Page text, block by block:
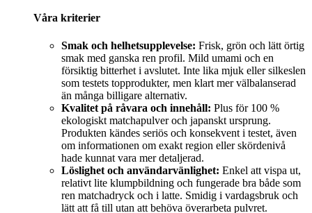
Våra kriterier
Smak och helhetsupplevelse: Frisk, grön och lätt örtig
smak med ganska ren profil. Mild umami och en
försiktig bitterhet i avslutet. Inte lika mjuk eller silkeslen
som testets topprodukter, men klart mer välbalanserad
än många billigare alternativ.
Kvalitet på råvara och innehåll: Plus för 100 %
ekologiskt matchapulver och japanskt ursprung.
Produkten kändes seriös och konsekvent i testet, även
om informationen om exakt region eller skördenivå
hade kunnat vara mer detaljerad.
Löslighet och användarvänlighet: Enkel att vispa ut,
relativt lite klumpbildning och fungerade bra både som
ren matchadryck och i latte. Smidig i vardagsbruk och
lätt att få till utan att behöva överarbeta pulvret.